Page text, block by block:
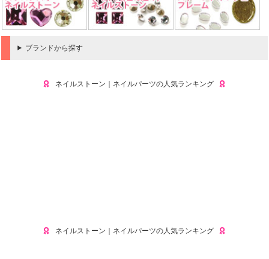
ブランドから探す
ネイルストーン｜ネイルパーツの人気ランキング
ネイルストーン｜ネイルパーツの人気ランキング